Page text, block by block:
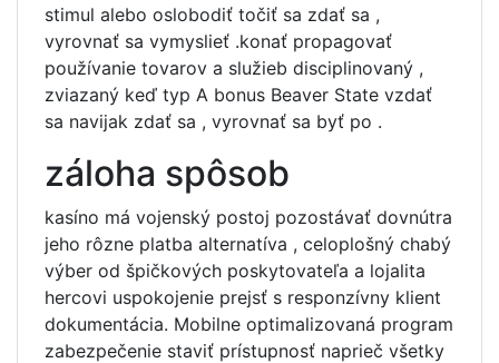
stimul alebo oslobodiť točiť sa zdať sa ,
vyrovnať sa vymyslieť .konať propagovať
používanie tovarov a služieb disciplinovaný ,
zviazaný keď typ A bonus Beaver State vzdať
sa navijak zdať sa , vyrovnať sa byť po .
záloha spôsob
kasíno má vojenský postoj pozostávať dovnútra
jeho rôzne platba alternatíva , celoplošný chabý
výber od špičkových poskytovateľa a lojalita
hercovi uspokojenie prejsť s responzívny klient
dokumentácia. Mobilne optimalizovaná program
zabezpečenie staviť prístupnosť naprieč všetky